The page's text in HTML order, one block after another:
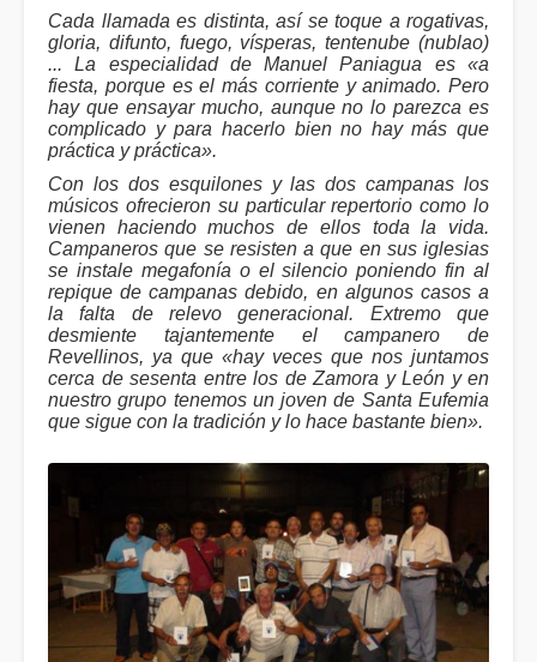
Cada llamada es distinta, así se toque a rogativas,
gloria, difunto, fuego, vísperas, tentenube (nublao)
... La especialidad de Manuel Paniagua es «a
fiesta, porque es el más corriente y animado. Pero
hay que ensayar mucho, aunque no lo parezca es
complicado y para hacerlo bien no hay más que
práctica y práctica».
Con los dos esquilones y las dos campanas los
músicos ofrecieron su particular repertorio como lo
vienen haciendo muchos de ellos toda la vida.
Campaneros que se resisten a que en sus iglesias
se instale megafonía o el silencio poniendo fin al
repique de campanas debido, en algunos casos a
la falta de relevo generacional. Extremo que
desmiente tajantemente el campanero de
Revellinos, ya que «hay veces que nos juntamos
cerca de sesenta entre los de Zamora y León y en
nuestro grupo tenemos un joven de Santa Eufemia
que sigue con la tradición y lo hace bastante bien».